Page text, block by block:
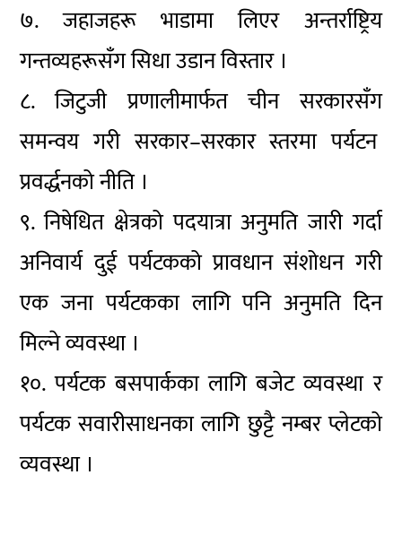
७. जहाजहरू भाडामा लिएर अन्तर्राष्ट्रिय
गन्तव्यहरूसँग सिधा उडान विस्तार ।
८. जिटुजी प्रणालीमार्फत चीन सरकारसँग
समन्वय गरी सरकार–सरकार स्तरमा पर्यटन
प्रवर्द्धनको नीति ।
९. निषेधित क्षेत्रको पदयात्रा अनुमति जारी गर्दा
अनिवार्य दुई पर्यटकको प्रावधान संशोधन गरी
एक जना पर्यटकका लागि पनि अनुमति दिन
मिल्ने व्यवस्था ।
१०. पर्यटक बसपार्कका लागि बजेट व्यवस्था र
पर्यटक सवारीसाधनका लागि छुट्टै नम्बर प्लेटको
व्यवस्था ।